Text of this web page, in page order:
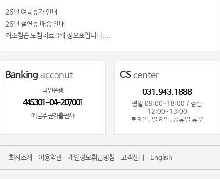
26년 여륨휴가 안내
26년 설연휴 배송 안내
최소침습 도침치료 3쇄 정오표입니다....
Banking acconut
국민은행
445301-04-207001
예금주 군자출판사
CScenter
031.943.1888
평일 09:00~18:00 / 점심
12:00~13:00
토요일, 일요일, 공휴일 휴무
회사소개 이용약관 개인정보취급방침 고객센터 English